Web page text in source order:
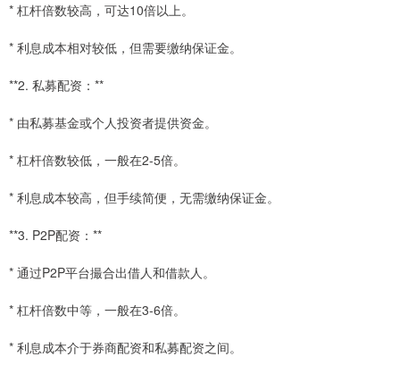
* 杠杆倍数较高，可达10倍以上。
* 利息成本相对较低，但需要缴纳保证金。
**2. 私募配资：**
* 由私募基金或个人投资者提供资金。
* 杠杆倍数较低，一般在2-5倍。
* 利息成本较高，但手续简便，无需缴纳保证金。
**3. P2P配资：**
* 通过P2P平台撮合出借人和借款人。
* 杠杆倍数中等，一般在3-6倍。
* 利息成本介于券商配资和私募配资之间。